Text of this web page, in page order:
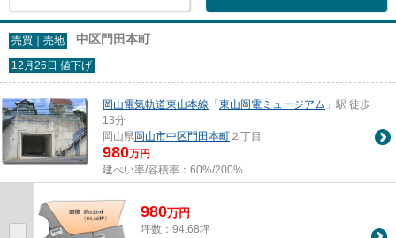
売買｜売地 中区門田本町
12月26日 値下げ
岡山電気軌道東山本線 「 東山岡電ミュージアム 」駅 徒歩
13分
岡山県岡山市中区門田本町 ２丁目
980万円
建ぺい率/容積率： 60%/200%
980万円
坪数：94.68坪